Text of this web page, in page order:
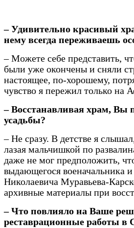
– Удивительно красивый
нему всегда переживаешь
– Можете себе представить,
были уже окончены и сняли
настоящее, по-хорошему,
чувство я пережил только на
– Восстанавливая храм, Вы
усадьбы?
– Не сразу. В детстве я
лазая мальчишкой по
даже не мог предположить,
выдающегося военачальника
Николаевича Муравьева-
архивные материалы при
– Что повлияло на Ваше
реставрационные работы в